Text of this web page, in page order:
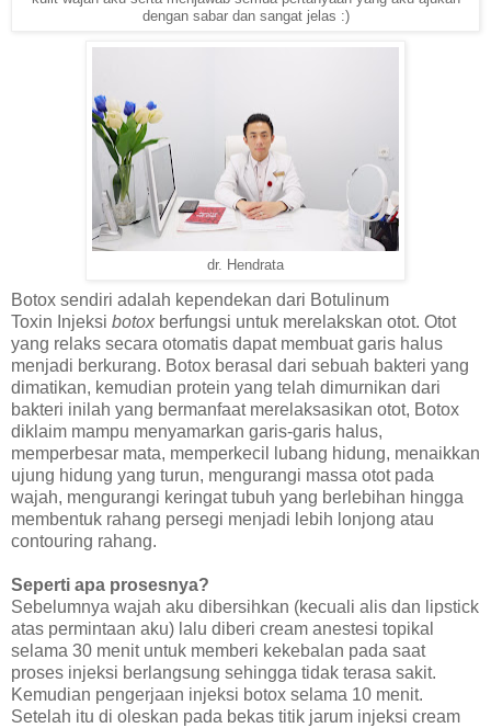
dengan sabar dan sangat jelas :)
dr. Hendrata
Botox sendiri adalah kependekan dari Botulinum
Toxin Injeksi botox berfungsi untuk merelakskan otot. Otot
yang relaks secara otomatis dapat membuat garis halus
menjadi berkurang. Botox berasal dari sebuah bakteri yang
dimatikan, kemudian protein yang telah dimurnikan dari
bakteri inilah yang bermanfaat merelaksasikan otot, Botox
diklaim mampu menyamarkan garis-garis halus,
memperbesar mata, memperkecil lubang hidung, menaikkan
ujung hidung yang turun, mengurangi massa otot pada
wajah, mengurangi keringat tubuh yang berlebihan hingga
membentuk rahang persegi menjadi lebih lonjong atau
contouring rahang.
Seperti apa prosesnya?
Sebelumnya wajah aku dibersihkan (kecuali alis dan lipstick
atas permintaan aku) lalu diberi cream anestesi topikal
selama 30 menit untuk memberi kekebalan pada saat
proses injeksi berlangsung sehingga tidak terasa sakit.
Kemudian pengerjaan injeksi botox selama 10 menit.
Setelah itu di oleskan pada bekas titik jarum injeksi cream